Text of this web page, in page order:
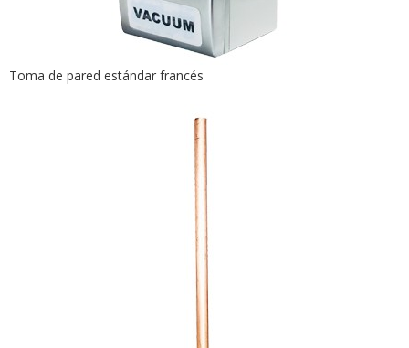
Toma de pared estándar francés